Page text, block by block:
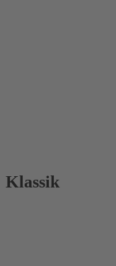
Klassik